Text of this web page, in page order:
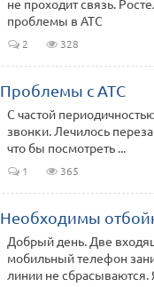
не проходит связь.
проблемы в АТС
2 328
Проблемы с АТС
С частой
звонки. Лечилось
что бы посмотреть ...
1 365
Необходимы
Добрый день. Две
мобильный телефон
линии не сбрасываются.